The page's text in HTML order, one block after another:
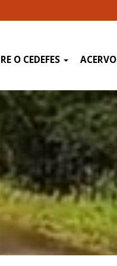
O CEDEFES ACERVO